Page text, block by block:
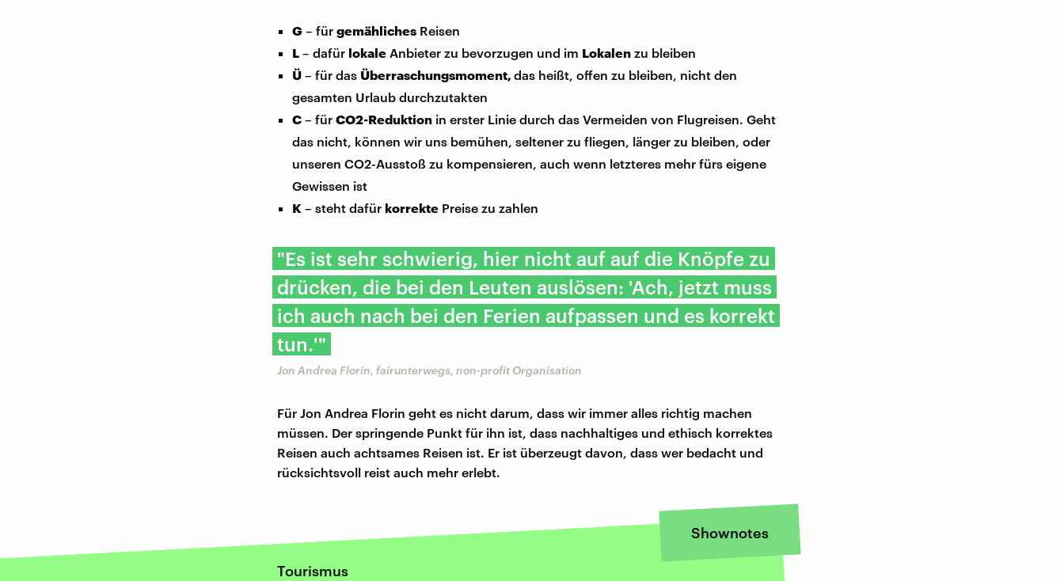
G – fürgemähliches Reisen
L – dafür lokale Anbieter zu bevorzugen und im Lokalen zu bleiben
Ü – für das Überraschungsmoment,das heißt, offen zu bleiben, nicht den
gesamten Urlaub durchzutakten
C – fürCO2-Reduktion in erster Linie durch das Vermeiden von Flugreisen. Geht
das nicht, können wir uns bemühen, seltener zu fliegen, länger zu bleiben, oder
unseren CO2-Ausstoß zu kompensieren, auch wenn letzteres mehr fürs eigene
Gewissen ist
K – steht dafürkorrekte Preise zu zahlen
"Es ist sehr schwierig, hier nicht auf auf die Knöpfe zu
drücken, die bei den Leuten auslösen: 'Ach, jetzt muss
ich auch nach bei den Ferien aufpassen und es korrekt
tun.'"
Jon Andrea Florin, fairunterwegs, non-profit Organisation
Für Jon Andrea Florin geht es nicht darum, dass wir immer alles richtig machen
müssen. Der springende Punkt für ihn ist, dass nachhaltiges und ethisch korrektes
Reisen auch achtsames Reisen ist. Er ist überzeugt davon, dass wer bedacht und
rücksichtsvoll reist auch mehr erlebt.
Shownotes
Tourismus